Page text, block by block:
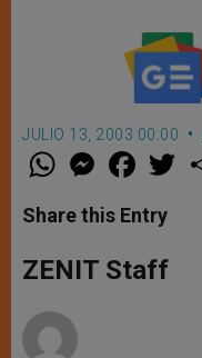
JULIO 13, 2003 00:00
W
t
s
p
p
M
e
s
e
g
e
F
a
e
b
o
k
w
Share this Entry
ZENIT Staff